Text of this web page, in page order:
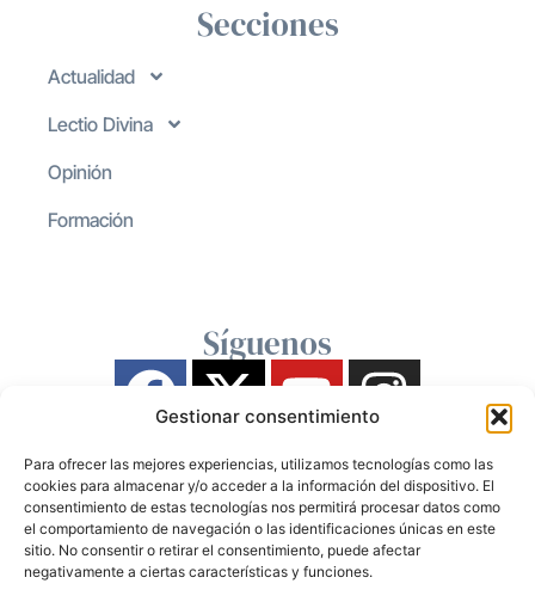
Gestionar consentimiento
Para ofrecer las mejores experiencias, utilizamos tecnologías como las
cookies para almacenar y/o acceder a la información del dispositivo. El
consentimiento de estas tecnologías nos permitirá procesar datos como
el comportamiento de navegación o las identificaciones únicas en este
sitio. No consentir o retirar el consentimiento, puede afectar
negativamente a ciertas características y funciones.
Secciones
Actualidad
Lectio Divina
Opinión
Formación
Síguenos